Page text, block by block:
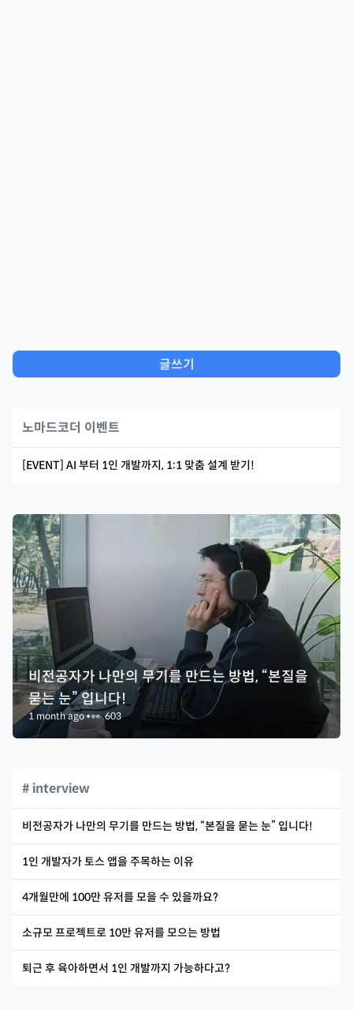
글쓰기
노마드코더 이벤트
[EVENT] AI 부터 1인 개발까지, 1:1 맞춤 설계 받기!
비전공자가 나만의 무기를 만드는 방법, “본질을
묻는 눈” 입니다!
1 month ago•👀603
# interview
비전공자가 나만의 무기를 만드는 방법, “본질을 묻는 눈” 입니다!
1인 개발자가 토스 앱을 주목하는 이유
4개월만에 100만 유저를 모을 수 있을까요?
소규모 프로젝트로 10만 유저를 모으는 방법
퇴근 후 육아하면서 1인 개발까지 가능하다고?